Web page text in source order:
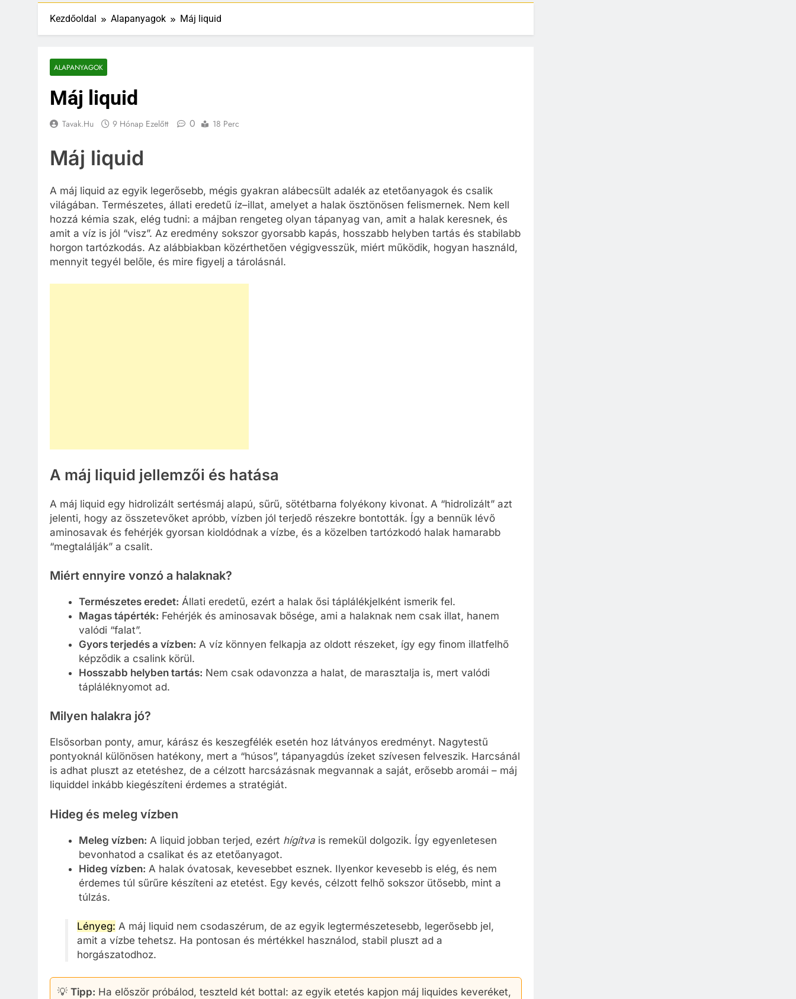
Kezdőoldal Alapanyagok Máj liquid
ALAPANYAGOK
Máj liquid
Tavak.hu 9 Hónap Ezelőtt 0 18 Perc
Máj liquid
A máj liquid az egyik legerősebb, mégis gyakran alábecsült adalék az etetőanyagok és csalik
világában. Természetes, állati eredetű íz–illat, amelyet a halak ösztönösen felismernek. Nem kell
hozzá kémia szak, elég tudni: a májban rengeteg olyan tápanyag van, amit a halak keresnek, és
amit a víz is jól “visz”. Az eredmény sokszor gyorsabb kapás, hosszabb helyben tartás és stabilabb
horgon tartózkodás. Az alábbiakban közérthetően végigvesszük, miért működik, hogyan használd,
mennyit tegyél belőle, és mire figyelj a tárolásnál.
A máj liquid jellemzői és hatása
A máj liquid egy hidrolizált sertésmáj alapú, sűrű, sötétbarna folyékony kivonat. A “hidrolizált” azt
jelenti, hogy az összetevőket apróbb, vízben jól terjedő részekre bontották. Így a bennük lévő
aminosavak és fehérjék gyorsan kioldódnak a vízbe, és a közelben tartózkodó halak hamarabb
“megtalálják” a csalit.
Miért ennyire vonzó a halaknak?
Természetes eredet: Állati eredetű, ezért a halak ősi táplálékjelként ismerik fel.
Magas tápérték: Fehérjék és aminosavak bősége, ami a halaknak nem csak illat, hanem
valódi “falat”.
Gyors terjedés a vízben: A víz könnyen felkapja az oldott részeket, így egy finom illatfelhő
képződik a csalink körül.
Hosszabb helyben tartás: Nem csak odavonzza a halat, de marasztalja is, mert valódi
tápláléknyomot ad.
Milyen halakra jó?
Elsősorban ponty, amur, kárász és keszegfélék esetén hoz látványos eredményt. Nagytestű
pontyoknál különösen hatékony, mert a “húsos”, tápanyagdús ízeket szívesen felveszik. Harcsánál
is adhat pluszt az etetéshez, de a célzott harcsázásnak megvannak a saját, erősebb aromái – máj
liquiddel inkább kiegészíteni érdemes a stratégiát.
Hideg és meleg vízben
Meleg vízben: A liquid jobban terjed, ezért hígítvais remekül dolgozik. Így egyenletesen
bevonhatod a csalikat és az etetőanyagot.
Hideg vízben: A halak óvatosak, kevesebbet esznek. Ilyenkor kevesebb is elég, és nem
érdemes túl sűrűre készíteni az etetést. Egy kevés, célzott felhő sokszor ütősebb, mint a
túlzás.
Lényeg: A máj liquid nem csodaszérum, de az egyik legtermészetesebb, legerősebb jel,
amit a vízbe tehetsz. Ha pontosan és mértékkel használod, stabil pluszt ad a
horgászatodhoz.
💡 Tipp: Ha először próbálod, teszteld két bottal: az egyik etetés kapjon máj liquides keveréket,